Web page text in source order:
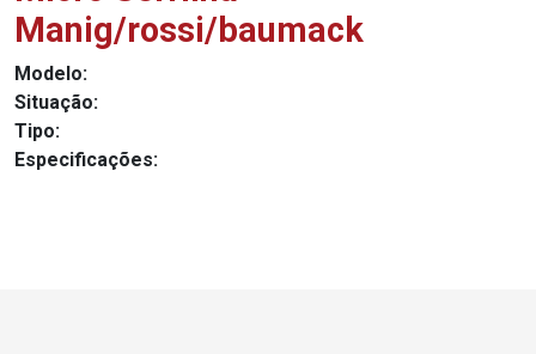
Manig/rossi/baumack
Modelo:
Situação:
Tipo:
Especificações: